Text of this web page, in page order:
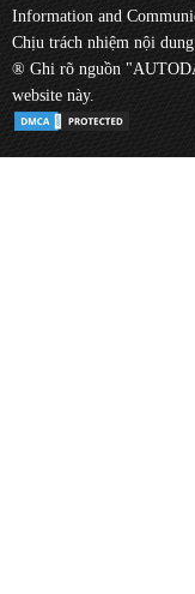
Information and
Chịu trách nhiệm nội
® Ghi rõ nguồn
website này.